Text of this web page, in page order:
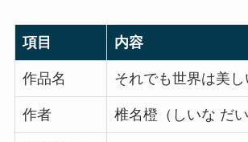
項目 内容
作品名 それでも世界は美し
作者 椎名橙（しいな だい